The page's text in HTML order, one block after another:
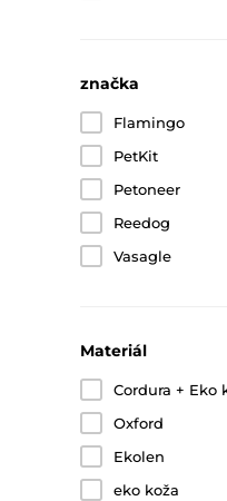
značka
Flamingo
PetKit
Petoneer
Reedog
Vasagle
Materiál
Cordura + Eko
Oxford
Ekolen
eko koža